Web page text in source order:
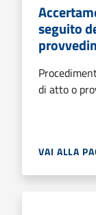
seguito
di atto o
VAI ALLA